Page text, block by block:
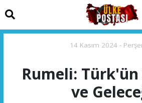
14 Kasım 2024 -
Rumeli:
ve